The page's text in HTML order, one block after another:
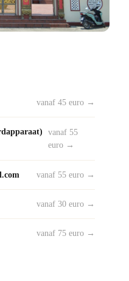
vanaf 45 euro →
vanaf 55
euro →
vanaf 55 euro →
vanaf 30 euro →
vanaf 75 euro →